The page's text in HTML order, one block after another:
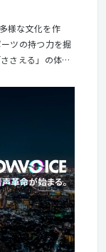
様な文化を作
ツの持つ力を掘
さえる」の体験